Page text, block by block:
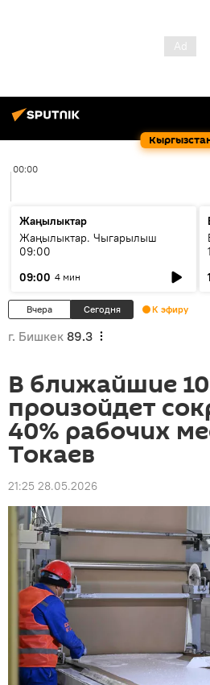
00:00
Жаңылыктар
Жаңылыктар. Чыгарылыш
09:00
09:00 4 мин
Вчера Сегодня К эфиру
г. Бишкек 89.3
В ближайшие
произойдет
40% рабочих
Токаев
21:25 28.05.2026